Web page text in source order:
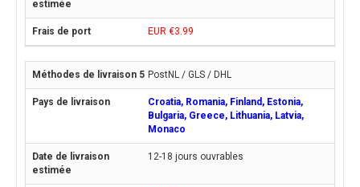
EUR €3.99
PostNL / GLS / DHL
Croatia, Romania, Finland, Estonia,
Bulgaria, Greece, Lithuania, Latvia,
Monaco
12-18 jours ouvrables